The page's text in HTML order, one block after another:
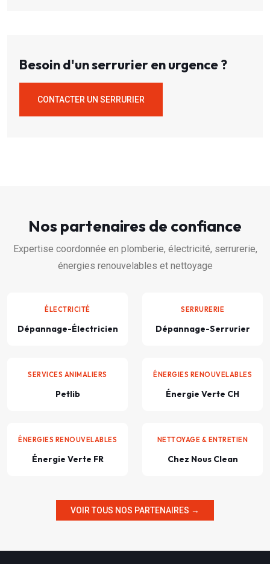
Besoin d'un serrurier en urgence ?
CONTACTER UN SERRURIER
Nos partenaires de confiance
Expertise coordonnée en plomberie, électricité, serrurerie,
énergies renouvelables et nettoyage
ÉLECTRICITÉ
Dépannage-Électricien
SERRURERIE
Dépannage-Serrurier
SERVICES ANIMALIERS
Petlib
ÉNERGIES RENOUVELABLES
Énergie Verte CH
ÉNERGIES RENOUVELABLES
Énergie Verte FR
NETTOYAGE & ENTRETIEN
Chez Nous Clean
VOIR TOUS NOS PARTENAIRES →